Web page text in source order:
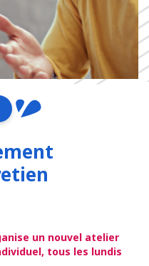
un nouvel atelier
tous les lundis